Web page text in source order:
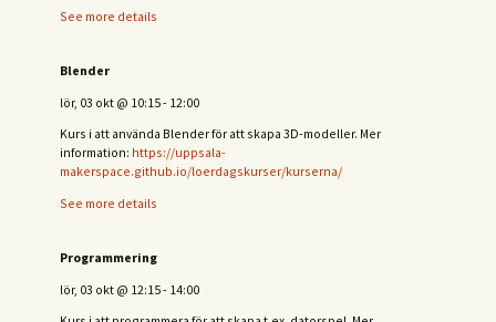
See more details
Blender
lör, 03 okt @ 10:15- 12:00
Kurs i att använda Blender för att skapa 3D-modeller. Mer
information: https://uppsala-
makerspace.github.io/loerdagskurser/kurserna/
See more details
Programmering
lör, 03 okt @ 12:15- 14:00